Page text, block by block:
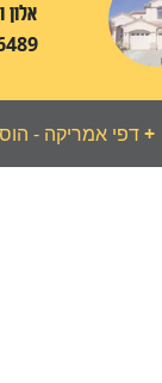
אלון
דפי אמריקה - הוסף בית עסק+